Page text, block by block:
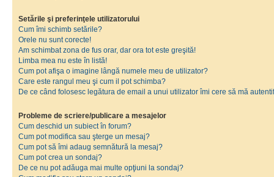
Setările şi preferinţele utilizatorului
Cum îmi schimb setările?
Orele nu sunt corecte!
Am schimbat zona de fus orar, dar ora tot este greşită!
Limba mea nu este în listă!
Cum pot afişa o imagine lângă numele meu de utilizator?
Care este rangul meu şi cum il pot schimba?
De ce când folosesc legătura de email a unui utilizator îmi cere să mă
Probleme de scriere/publicare a mesajelor
Cum deschid un subiect în forum?
Cum pot modifica sau şterge un mesaj?
Cum pot să îmi adaug semnătură la mesaj?
Cum pot crea un sondaj?
De ce nu pot adăuga mai multe opţiuni la sondaj?